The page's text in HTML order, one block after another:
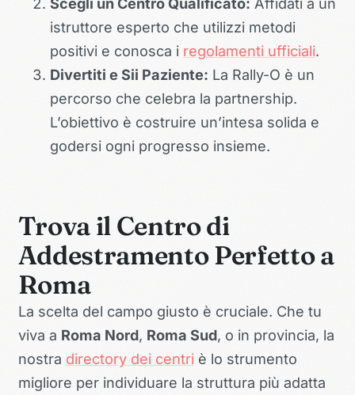
istruttore esperto che utilizzi metodi
positivi e conosca i regolamenti ufficiali.
Divertiti e Sii Paziente: La Rally-O è un
percorso che celebra la partnership.
L’obiettivo è costruire un’intesa solida e
godersi ogni progresso insieme.
Trova il Centro di
Addestramento Perfetto a
Roma
La scelta del campo giusto è cruciale. Che tu
viva a Roma Nord, Roma Sud, o in provincia, la
nostra directory dei centriè lo strumento
migliore per individuare la struttura più adatta